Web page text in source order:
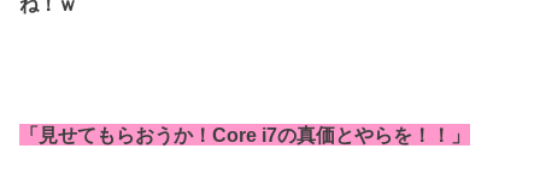
「見せてもらおうか！Core i7の真価とやらを！！」